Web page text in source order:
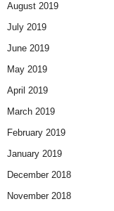
August 2019
July 2019
June 2019
May 2019
April 2019
March 2019
February 2019
January 2019
December 2018
November 2018